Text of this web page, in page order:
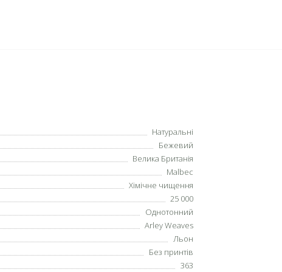
Натуральні
Бежевий
Велика Британія
Malbec
Хімічне чищення
25 000
Однотонний
Arley Weaves
Льон
Без принтів
363